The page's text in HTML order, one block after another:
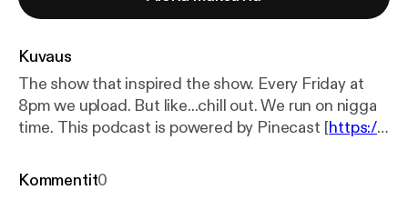
Kuvaus
The show that inspired the show. Every Friday at
8pm we upload. But like...chill out. We run on nigga
time. This podcast is powered by Pinecast [https://p
Kommentit0